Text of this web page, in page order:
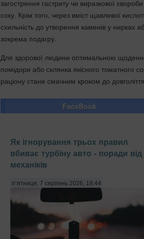
загострення гастриту чи виразкової
соку. Крім того, через вміст щавлевої
схильність до утворення каменів у нирках
зокрема подагру.
Для здорової людини оптимальною
помідори або склянка якісного томатного
раціону стане смачним кроком до
FaceBook
Як ігнорування трьох правил
вбиває турбіну авто - поради від
механіків
п’ятниця, 7 серпень 2026, 18:44